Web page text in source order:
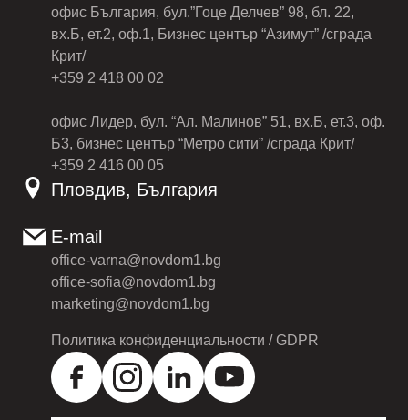
офис България, бул.”Гоце Делчев” 98, бл. 22,
вх.Б, ет.2, оф.1, Бизнес център “Азимут” /сграда
Крит/
+359 2 418 00 02
офис Лидер, бул. “Ал. Малинов” 51, вх.Б, ет.3, оф.
Б3, бизнес център “Метро сити” /сграда Крит/
+359 2 416 00 05
Пловдив, България
E-mail
office-varna@novdom1.bg
office-sofia@novdom1.bg
marketing@novdom1.bg
Политика конфиденциальности / GDPR